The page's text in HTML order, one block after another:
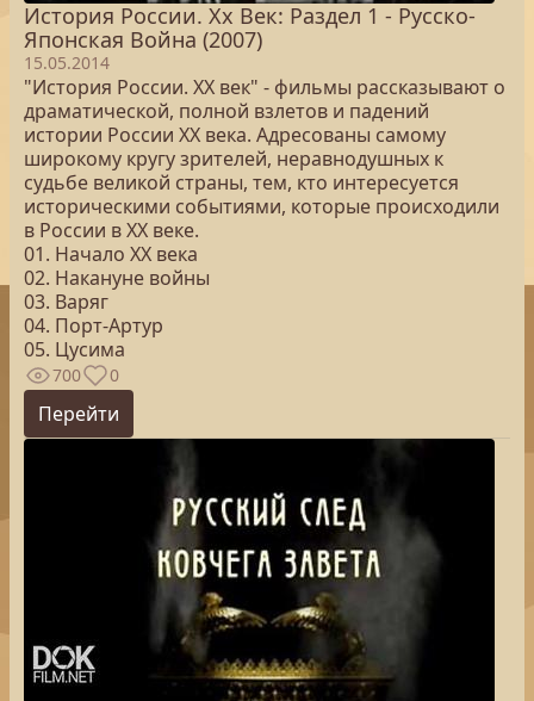
История России. Хх Век: Раздел 1 - Русско-
Японская Война (2007)
15.05.2014
"История России. XX век" - фильмы рассказывают о
драматической, полной взлетов и падений
истории России XX века. Адресованы самому
широкому кругу зрителей, неравнодушных к
судьбе великой страны, тем, кто интересуется
историческими событиями, которые происходили
в России в XX веке.
01. Начало XX века
02. Накануне войны
03. Варяг
04. Порт-Артур
05. Цусима
700 0
Перейти